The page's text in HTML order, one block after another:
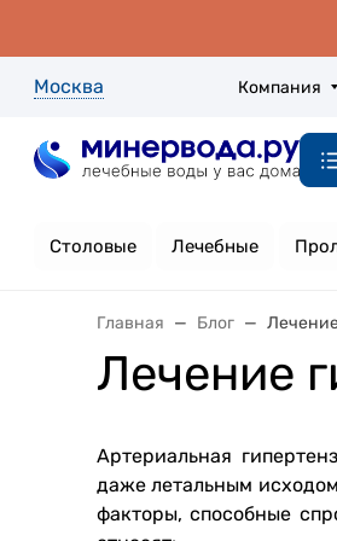
Москва Компания
Столовые Лечебные
Главная Блог
Лечение
Артериальная
даже летальным
факторы, способные